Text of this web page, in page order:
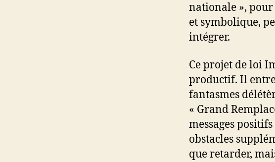
nationale »,
et symbolique,
intégrer.
Ce projet de loi
productif. Il
fantasmes
« Grand
messages
obstacles
que retarder,